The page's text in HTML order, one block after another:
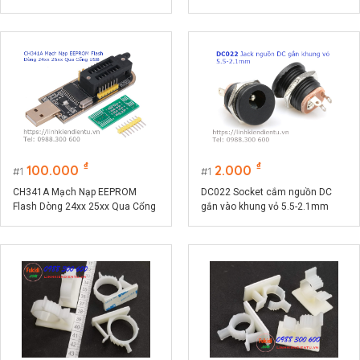
1 100.000 ₫
CH341A Mạch Nạp EEPROM
Flash Dòng 24xx 25xx Qua Cổng
1 2.000 ₫
DC022 Socket cắm nguồn DC
gắn vào khung vỏ 5.5-2.1mm